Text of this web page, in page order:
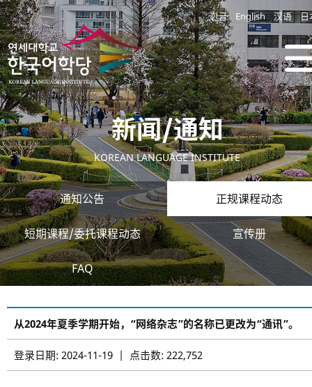
한글 English 汉语 日
新闻/通知
KOREAN LANGUAGE INSTITUTE
通知公告 正规课程动态
短期课程/委托课程动态 宣传册
FAQ
从2024年夏季学期开始，“网络杂志”的名称已更改为“通讯”。
登录日期: 2024-11-19 | 点击数: 222,752